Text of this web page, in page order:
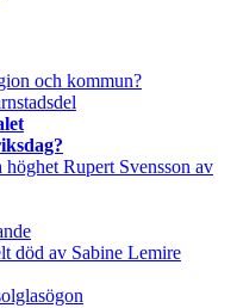
och kommun?
Rupert Svensson av
död av Sabine Lemire